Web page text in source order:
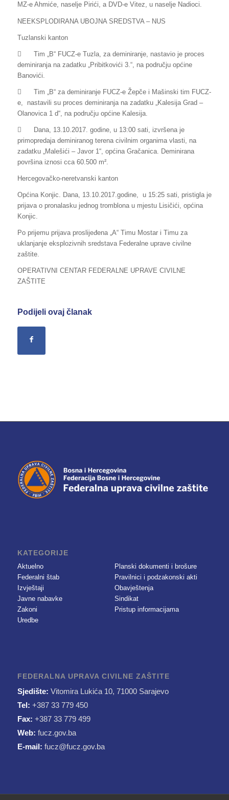
MZ-e Ahmiće, naselje Pirići, a DVD-e Vitez, u naselje Nadioci.
NEEKSPLODIRANA UBOJNA SREDSTVA – NUS
Tuzlanski kanton

Tim „B“ FUCZ-e Tuzla, za deminiranje, nastavio je proces
deminiranja na zadatku „Pribitkovići 3.“, na području općine
Banovići.

Tim „B“ za deminiranje FUCZ-e Žepče i Mašinski tim FUCZ-
e, nastavili su proces deminiranja na zadatku „Kalesija Grad –
Olanovica 1 d“, na području općine Kalesija.

Dana, 13.10.2017. godine, u 13:00 sati, izvršena je
primopredaja deminiranog terena civilnim organima vlasti, na
zadatku „Malešići – Javor 1“, općina Gračanica. Deminirana
površina iznosi cca 60.500 m².
Hercegovačko-neretvanski kanton
Općina Konjic. Dana, 13.10.2017.godine, u 15:25 sati, pristigla je
prijava o pronalasku jednog tromblona u mjestu Lisičići, općina
Konjic.
Po prijemu prijava proslijeđena „A“ Timu Mostar i Timu za
uklanjanje eksplozivnih sredstava Federalne uprave civilne
zaštite.
OPERATIVNI CENTAR FEDERALNE UPRAVE CIVILNE
ZAŠTITE
Podijeli ovaj članak
KATEGORIJE
Aktuelno
Federalni štab
Izvještaji
Javne nabavke
Zakoni
Uredbe
Planski dokumenti i brošure
Pravilnici i podzakonski akti
Obavještenja
Sindikat
Pristup informacijama
FEDERALNA UPRAVA CIVILNE ZAŠTITE
Sjedište: Vitomira Lukića 10, 71000 Sarajevo
Tel: +387 33 779 450
Fax: +387 33 779 499
Web: fucz.gov.ba
E-mail: fucz@fucz.gov.ba